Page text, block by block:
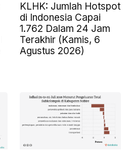
KLHK: Jumlah Hotspot
di Indonesia Capai
1.762 Dalam 24 Jam
Terakhir (Kamis, 6
Agustus 2026)